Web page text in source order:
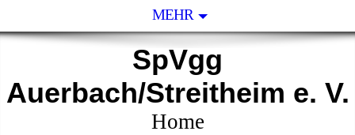
MEHR
SpVgg
Auerbach/Streitheim e. V.
Home